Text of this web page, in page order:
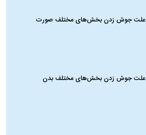
علت جوش زدن بخش‌های مختلف صورت
علت جوش زدن بخش‌های مختلف بدن